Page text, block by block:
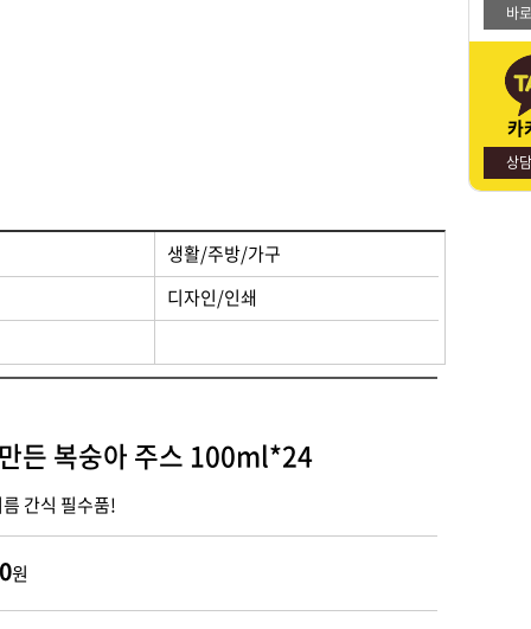
생활/주방/가구
디자인/인쇄
든 복숭아 주스 100ml*24
간식 필수품!
원
바
카
상